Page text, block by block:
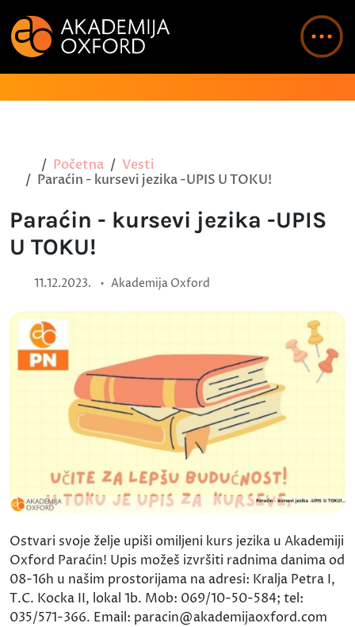
Početna
Vesti
Paraćin - kursevi jezika -UPIS U TOKU!
Paraćin - kursevi jezika -UPIS
U TOKU!
11.12.2023. • Akademija Oxford
Ostvari svoje želje upiši omiljeni kurs jezika u Akademiji
Oxford Paraćin! Upis možeš izvršiti radnima danima od
08-16h u našim prostorijama na adresi: Kralja Petra I,
T.C. Kocka II, lokal 1b. Mob: 069/10-50-584; tel:
035/571-366. Email: paracin@akademijaoxford.com